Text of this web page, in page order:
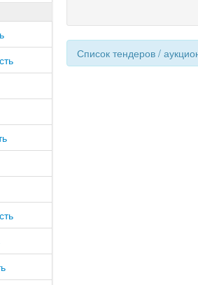
Список тендеров /